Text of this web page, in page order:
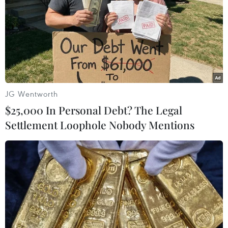
TIN LIÊN QUAN
Tổng Bí thư, Chủ tịch nước Tô
Lâm gặp mặt người cao tuổi tiêu biểu
toàn quốc
JG Wentworth
$25,000 In Personal Debt? The Legal
Settlement Loophole Nobody Mentions